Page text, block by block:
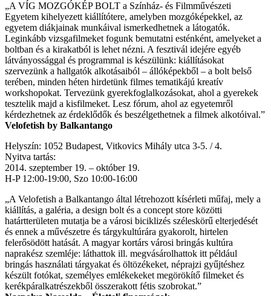
„A VÍG MOZGÓKÉP BOLT a Színház- és Filmművészeti
Egyetem kihelyezett kiállítótere, amelyben mozgóképekkel, az
egyetem diákjainak munkáival ismerkedhetnek a látogatók.
Leginkább vizsgafilmeket fogunk bemutatni esténként, amelyeket a
boltban és a kirakatból is lehet nézni. A fesztivál idejére egyéb
látványossággal és programmal is készülünk: kiállításokat
szervezünk a hallgatók alkotásaiból – állóképekből – a bolt belső
terében, minden héten hirdetünk filmes tematikájú kreatív
workshopokat. Tervezünk gyerekfoglalkozásokat, ahol a gyerekek
tesztelik majd a kisfilmeket. Lesz fórum, ahol az egyetemről
kérdezhetnek az érdeklődők és beszélgethetnek a filmek alkotóival.”
Velofetish by Balkantango
Helyszín: 1052 Budapest, Vitkovics Mihály utca 3-5. / 4.
Nyitva tartás:
2014. szeptember 19. – október 19.
H-P 12:00-19:00, Szo 10:00-16:00
„A Velofetish a Balkantango által létrehozott kísérleti műfaj, mely a
kiállítás, a galéria, a design bolt és a concept store közötti
határtterületen mutatja be a városi biciklizés széleskörű elterjedését
és ennek a művészetre és tárgykultúrára gyakorolt, hirtelen
felerősödött hatását. A magyar kortárs városi bringás kultúra
naprakész szemléje: láthattok ill. megvásárolhattok itt például
bringás használati tárgyakat és öltözékeket, néprajzi gyűjtéshez
készült fotókat, személyes emlékekeket megörökítő filmeket és
kerékpáralkatrészekből összerakott fétis szobrokat.”